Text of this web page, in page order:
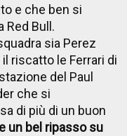
e che ben si
Red Bull.
sia Perez
riscatto le Ferrari di
del Paul
che si
di più di un buon
un bel ripasso su